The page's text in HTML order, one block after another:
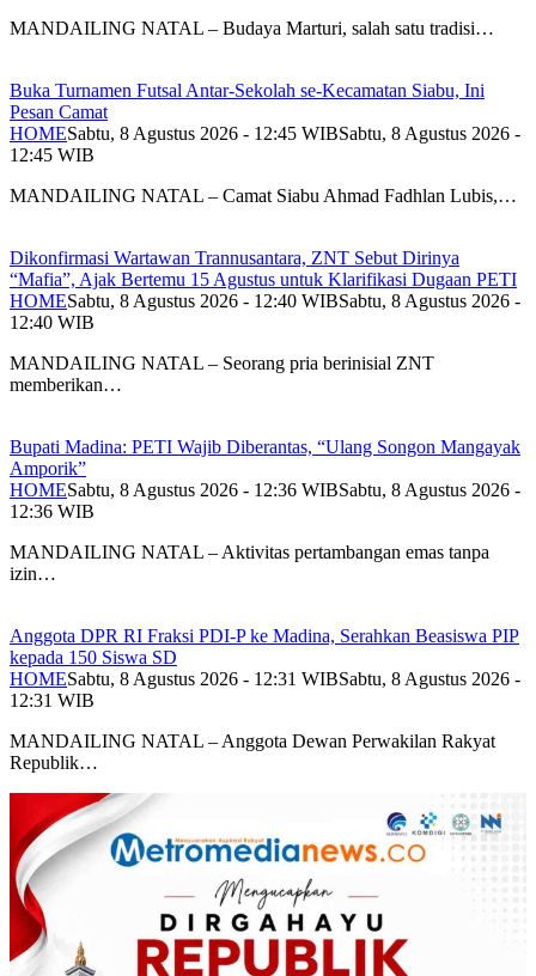
MANDAILING NATAL – Budaya Marturi, salah satu tradisi…
Buka Turnamen Futsal Antar-Sekolah se-Kecamatan Siabu, Ini
Pesan Camat
HOMESabtu, 8 Agustus 2026 - 12:45 WIBSabtu, 8 Agustus 2026 -
12:45 WIB
MANDAILING NATAL – Camat Siabu Ahmad Fadhlan Lubis,…
Dikonfirmasi Wartawan Trannusantara, ZNT Sebut Dirinya
“Mafia”, Ajak Bertemu 15 Agustus untuk Klarifikasi Dugaan PETI
HOMESabtu, 8 Agustus 2026 - 12:40 WIBSabtu, 8 Agustus 2026 -
12:40 WIB
MANDAILING NATAL – Seorang pria berinisial ZNT
memberikan…
Bupati Madina: PETI Wajib Diberantas, “Ulang Songon Mangayak
Amporik”
HOMESabtu, 8 Agustus 2026 - 12:36 WIBSabtu, 8 Agustus 2026 -
12:36 WIB
MANDAILING NATAL – Aktivitas pertambangan emas tanpa
izin…
Anggota DPR RI Fraksi PDI-P ke Madina, Serahkan Beasiswa PIP
kepada 150 Siswa SD
HOMESabtu, 8 Agustus 2026 - 12:31 WIBSabtu, 8 Agustus 2026 -
12:31 WIB
MANDAILING NATAL – Anggota Dewan Perwakilan Rakyat
Republik…